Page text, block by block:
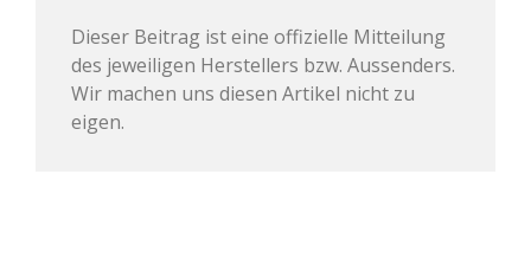
Dieser Beitrag ist eine offizielle Mitteilung
des jeweiligen Herstellers bzw. Aussenders.
Wir machen uns diesen Artikel nicht zu
eigen.